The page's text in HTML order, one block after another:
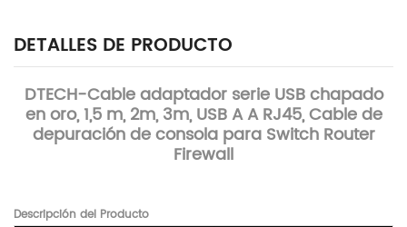
DETALLES DE PRODUCTO
DTECH-Cable adaptador serie USB chapado
en oro, 1,5 m, 2m, 3m, USB A A RJ45, Cable de
depuración de consola para Switch Router
Firewall
Descripción del Producto